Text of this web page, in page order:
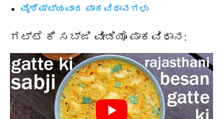
ವೈಶಿಷ್ಟ್ಯವಾದ ಪಾಕವಿಧಾನಗಳು
ಗಟ್ಟೆ ಕಿ ಸಬ್ಜಿ ವೀಡಿಯೊ ಪಾಕವಿಧಾನ: